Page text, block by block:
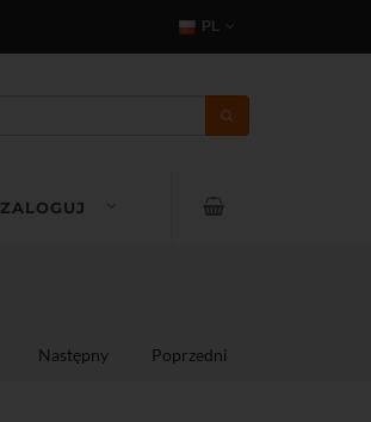
PL
ZALOGUJ
Następny Poprzedni